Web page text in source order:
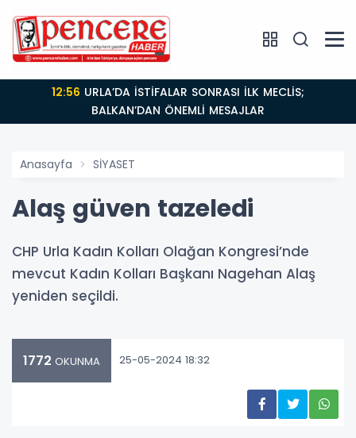
12:56
BALKAN’DAN ÖNEMLİ MESAJLAR
Anasayfa SİYASET
Alaş güven tazeledi
CHP Urla Kadın Kolları Olağan Kongresi’nde
mevcut Kadın Kolları Başkanı Nagehan Alaş
yeniden seçildi.
1772 OKUNMA 25-05-2024 18:32